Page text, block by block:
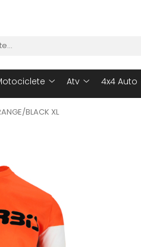
Atv 4x4 Auto
BLACK XL